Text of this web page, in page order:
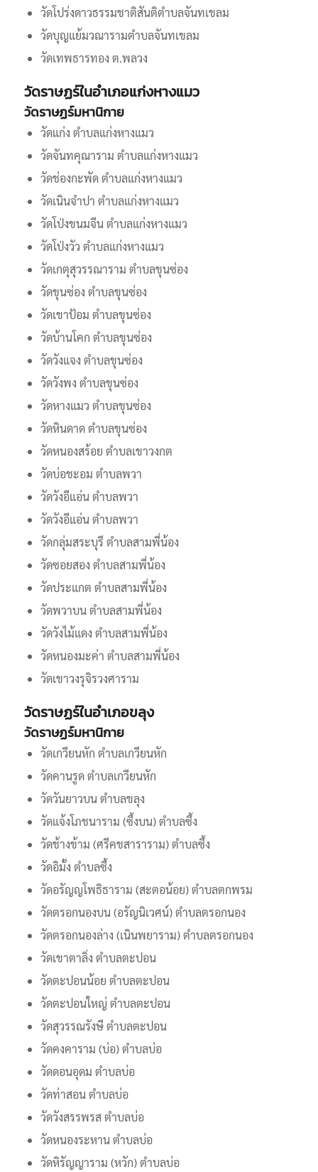
วัดโปร่งดาวธรรมชาติสันติตำบลจันทเขลม
วัดบุญแย้มวณารามตำบลจันทเขลม
วัดเทพธารทอง ต.พลวง
วัดราษฏร์ในอำเภอแก่งหางแมว
วัดราษฏร์มหานิกาย
วัดแก่ง ตำบลแก่งหางแมว
วัดจันทคุณาราม ตำบลแก่งหางแมว
วัดช่องกะพัด ตำบลแก่งหางแมว
วัดเนินจำปา ตำบลแก่งหางแมว
วัดโป่งขนมจีน ตำบลแก่งหางแมว
วัดโป่งวัว ตำบลแก่งหางแมว
วัดเกตุสุวรรณาราม ตำบลขุนซ่อง
วัดขุนซ่อง ตำบลขุนซ่อง
วัดเขาป้อม ตำบลขุนซ่อง
วัดบ้านโคก ตำบลขุนซ่อง
วัดวังแจง ตำบลขุนซ่อง
วัดวังพง ตำบลขุนซ่อง
วัดหางแมว ตำบลขุนซ่อง
วัดหินดาด ตำบลขุนซ่อง
วัดหนองสร้อย ตำบลเขาวงกต
วัดบ่อชะอม ตำบลพวา
วัดวังอีแอ่น ตำบลพวา
วัดวังอีแอ่น ตำบลพวา
วัดกลุ่มสระบุรี ตำบลสามพี่น้อง
วัดซอยสอง ตำบลสามพี่น้อง
วัดประแกต ตำบลสามพี่น้อง
วัดพวาบน ตำบลสามพี่น้อง
วัดวังไม้แดง ตำบลสามพี่น้อง
วัดหนองมะค่า ตำบลสามพี่น้อง
วัดเขาวงรุจิรวงศาราม
วัดราษฏร์ในอำเภอขลุง
วัดราษฏร์มหานิกาย
วัดเกวียนหัก ตำบลเกวียนหัก
วัดคานรูด ตำบลเกวียนหัก
วัดวันยาวบน ตำบลขลุง
วัดแจ้งโภชนาราม (ซึ้งบน) ตำบลซึ้ง
วัดช้างข้าม (ศรีคชสาราราม) ตำบลซึ้ง
วัดอิมั้ง ตำบลซึ้ง
วัดอรัญญโพธิธาราม (สะตอน้อย) ตำบลตกพรม
วัดตรอกนองบน (อรัญนิเวศน์) ตำบลตรอกนอง
วัดตรอกนองล่าง (เนินพยาราม) ตำบลตรอกนอง
วัดเขาตาลิ่ง ตำบลตะปอน
วัดตะปอนน้อย ตำบลตะปอน
วัดตะปอนใหญ่ ตำบลตะปอน
วัดสุวรรณรังษี ตำบลตะปอน
วัดคงคาราม (บ่อ) ตำบลบ่อ
วัดดอนอุดม ตำบลบ่อ
วัดท่าสอน ตำบลบ่อ
วัดวังสรรพรส ตำบลบ่อ
วัดหนองระหาน ตำบลบ่อ
วัดหิรัญญาราม (หวัก) ตำบลบ่อ